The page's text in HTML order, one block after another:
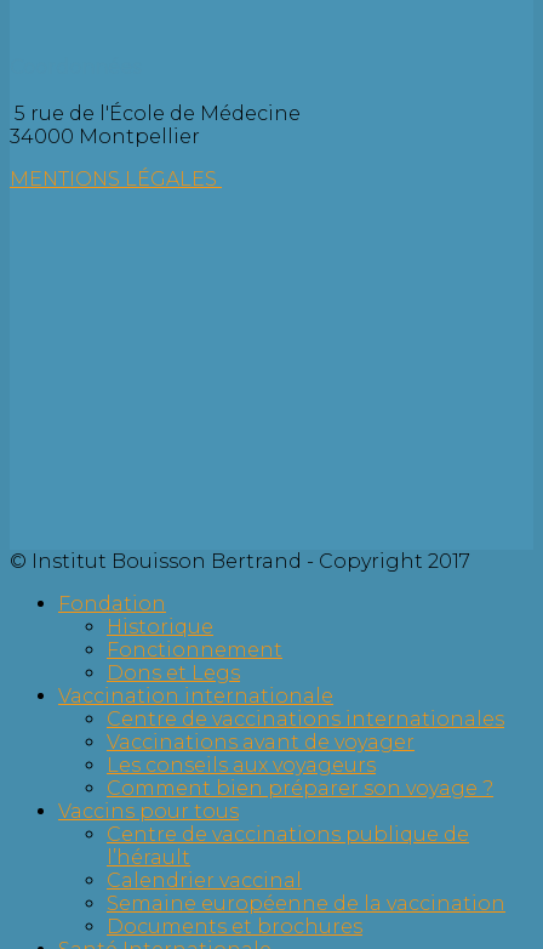
5 rue de l'École de Médecine
34000 Montpellier
MENTIONS LÉGALES
© Institut Bouisson Bertrand - Copyright 2017
Fondation
Historique
Fonctionnement
Dons et Legs
Vaccination internationale
Centre de vaccinations internationales
Vaccinations avant de voyager
Les conseils aux voyageurs
Comment bien préparer son voyage ?
Vaccins pour tous
Centre de vaccinations publique de
l’hérault
Calendrier vaccinal
Semaine européenne de la vaccination
Documents et brochures